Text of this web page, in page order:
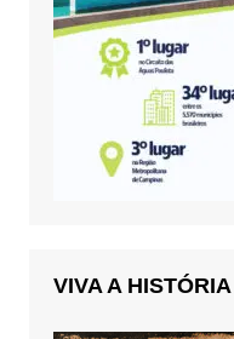
VIVA A HISTÓRIA